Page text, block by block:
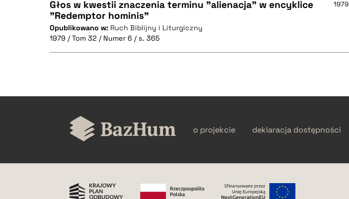
BIBTEX
CZYSTY TEKST
Głos w kwestii znaczenia terminu "alienacja" w encyklice
"Redemptor hominis"
Opublikowano w: Ruch Biblijny i Liturgiczny
1979 / Tom 32 / Numer 6 / s. 365
1979
o projekcie deklaracja dostępności